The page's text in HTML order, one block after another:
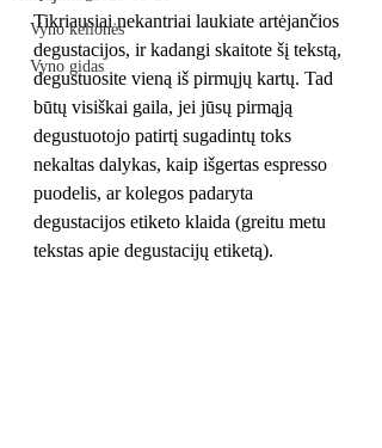
Vyno kelionės
Vyno gidas
Tikriausiai nekantriai laukiate artėjančios
degustacijos, ir kadangi skaitote šį tekstą,
degustuosite vieną iš pirmųjų kartų. Tad
būtų visiškai gaila, jei jūsų pirmąją
degustuotojo patirtį sugadintų toks
nekaltas dalykas, kaip išgertas espresso
puodelis, ar kolegos padaryta
degustacijos etiketo klaida (greitu metu
tekstas apie degustacijų etiketą).